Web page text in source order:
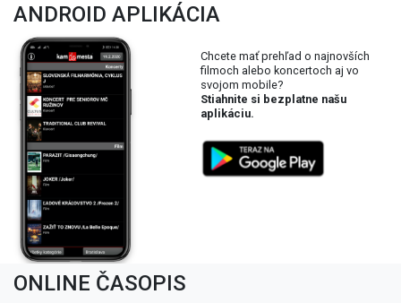
ANDROID APLIKÁCIA
Chcete mať prehľad o najnovších
filmoch alebo koncertoch aj vo
svojom mobile?
Stiahnite si bezplatne našu
aplikáciu.
ONLINE ČASOPIS